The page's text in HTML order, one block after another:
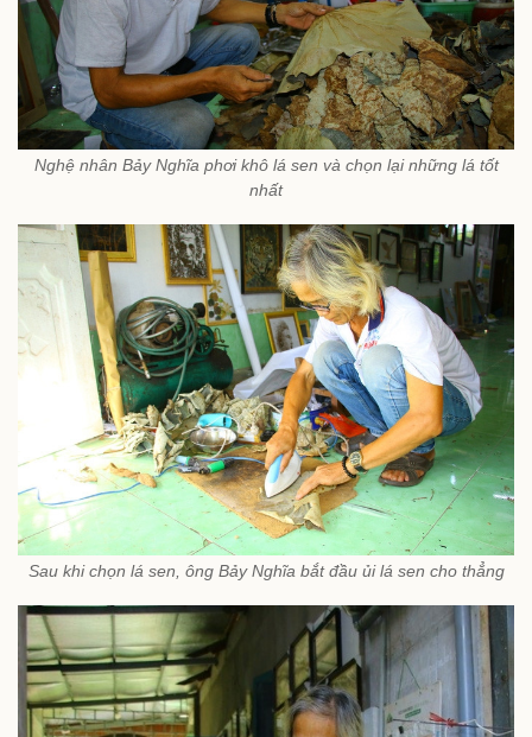
Nghệ nhân Bảy Nghĩa phơi khô lá sen và chọn lại những lá tốt
nhất
Sau khi chọn lá sen, ông Bảy Nghĩa bắt đầu ủi lá sen cho thẳng